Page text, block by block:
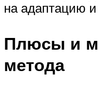
на адаптацию
Плюсы и
метода